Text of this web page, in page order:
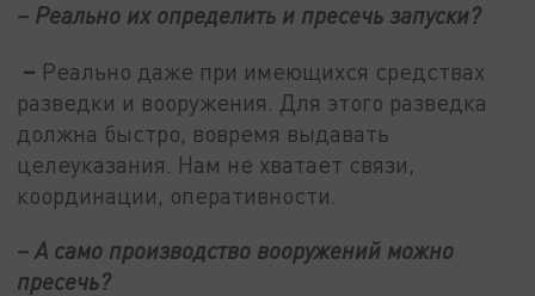
– Реально их определить и пресечь запуски?
– Реально даже при имеющихся средствах
разведки и вооружения. Для этого разведка
должна быстро, вовремя выдавать
целеуказания. Нам не хватает связи,
координации, оперативности.
– А само производство вооружений можно
пресечь?